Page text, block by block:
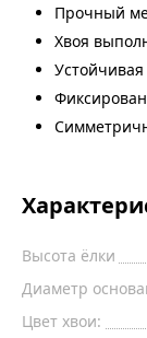
Прочный
Хвоя
Устойчивая
Высота ёлки
Диаметр
Цвет хвои: